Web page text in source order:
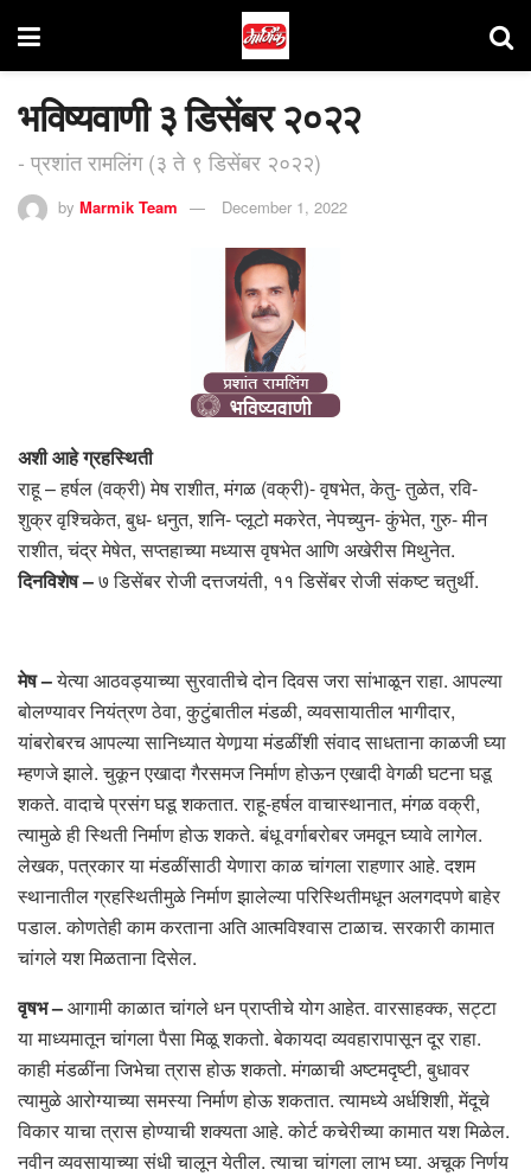
भविष्यवाणी ३ डिसेंबर २०२२
- प्रशांत रामलिंग (३ ते ९ डिसेंबर २०२२)
by Marmik Team December 1, 2022
अशी आहे ग्रहस्थिती
राहू – हर्षल (वक्री) मेष राशीत, मंगळ (वक्री)- वृषभेत, केतु- तुळेत, रवि-
शुक्र वृश्चिकेत, बुध- धनुत, शनि- प्लूटो मकरेत, नेपच्युन- कुंभेत, गुरु- मीन
राशीत, चंद्र मेषेत, सप्तहाच्या मध्यास वृषभेत आणि अखेरीस मिथुनेत.
दिनविशेष –७ डिसेंबर रोजी दत्तजयंती, ११ डिसेंबर रोजी संकष्ट चतुर्थी.
मेष –येत्या आठवड्याच्या सुरवातीचे दोन दिवस जरा सांभाळून राहा. आपल्या
बोलण्यावर नियंत्रण ठेवा, कुटुंबातील मंडळी, व्यवसायातील भागीदार,
यांबरोबरच आपल्या सानिध्यात येणार्‍या मंडळींशी संवाद साधताना काळजी घ्या
म्हणजे झाले. चुकून एखादा गैरसमज निर्माण होऊन एखादी वेगळी घटना घडू
शकते. वादाचे प्रसंग घडू शकतात. राहू-हर्षल वाचास्थानात, मंगळ वक्री,
त्यामुळे ही स्थिती निर्माण होऊ शकते. बंधू वर्गाबरोबर जमवून घ्यावे लागेल.
लेखक, पत्रकार या मंडळींसाठी येणारा काळ चांगला राहणार आहे. दशम
स्थानातील ग्रहस्थितीमुळे निर्माण झालेल्या परिस्थितीमधून अलगदपणे बाहेर
पडाल. कोणतेही काम करताना अति आत्मविश्वास टाळाच. सरकारी कामात
चांगले यश मिळताना दिसेल.
वृषभ –आगामी काळात चांगले धन प्राप्तीचे योग आहेत. वारसाहक्क, सट्टा
या माध्यमातून चांगला पैसा मिळू शकतो. बेकायदा व्यवहारापासून दूर राहा.
काही मंडळींना जिभेचा त्रास होऊ शकतो. मंगळाची अष्टमदृष्टी, बुधावर
त्यामुळे आरोग्याच्या समस्या निर्माण होऊ शकतात. त्यामध्ये अर्धशिशी, मेंदूचे
विकार याचा त्रास होण्याची शक्यता आहे. कोर्ट कचेरीच्या कामात यश मिळेल.
नवीन व्यवसायाच्या संधी चालून येतील. त्याचा चांगला लाभ घ्या. अचूक निर्णय